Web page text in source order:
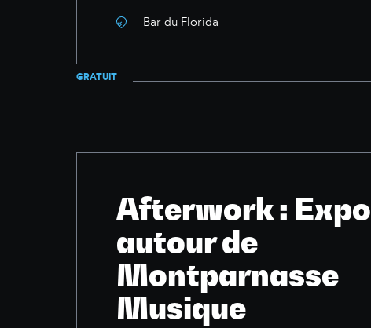
Bar du Florida
GRATUIT
Afterwork : Expo
autour de
Montparnasse
Musique